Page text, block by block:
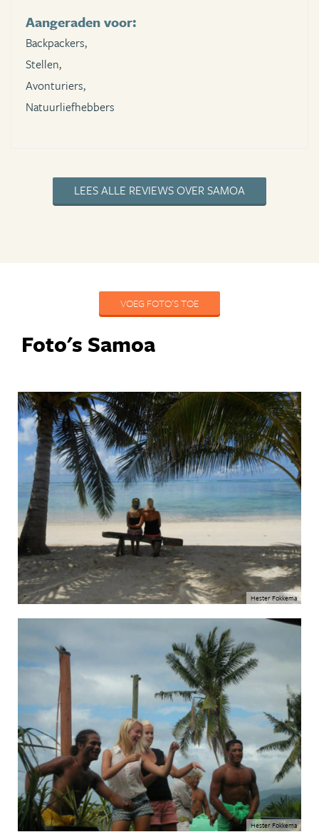
Aangeraden voor:
Backpackers,
Stellen,
Avonturiers,
Natuurliefhebbers
LEES ALLE REVIEWS OVER SAMOA
VOEG FOTO'S TOE
Foto's Samoa
Hester Fokkema
Hester Fokkema